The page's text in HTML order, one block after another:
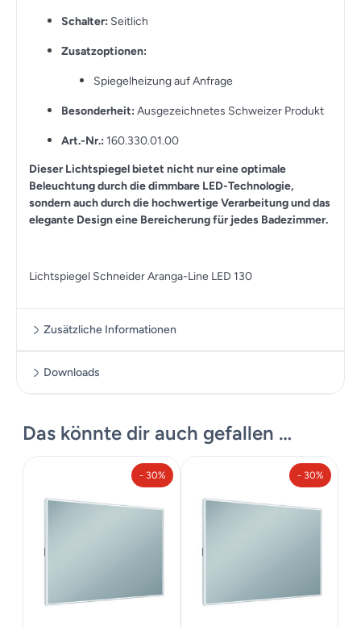
Schalter: Seitlich
Zusatzoptionen:
Spiegelheizung auf Anfrage
Besonderheit: Ausgezeichnetes Schweizer Produkt
Art.-Nr.: 160.330.01.00
Dieser Lichtspiegel bietet nicht nur eine optimale
Beleuchtung durch die dimmbare LED-Technologie,
sondern auch durch die hochwertige Verarbeitung und das
elegante Design eine Bereicherung für jedes Badezimmer.
Lichtspiegel Schneider Aranga-Line LED 130
Zusätzliche Informationen
Maße 130 × 70 cm
Downloads
Datenblatt
Das könnte dir auch gefallen …
- 30% - 30%